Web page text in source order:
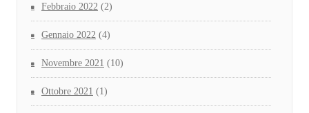
Febbraio 2022 (2)
Gennaio 2022 (4)
Novembre 2021 (10)
Ottobre 2021 (1)